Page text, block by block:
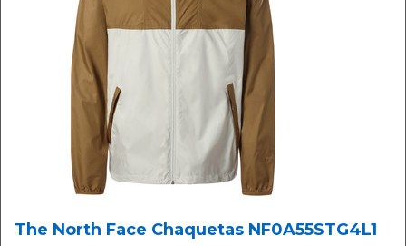
The North Face Chaquetas NF0A55STG4L1